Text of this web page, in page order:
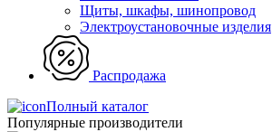
Щиты, шкафы, шинопровод
Электроустановочные изделия
Распродажа
Полный каталог
Популярные производители